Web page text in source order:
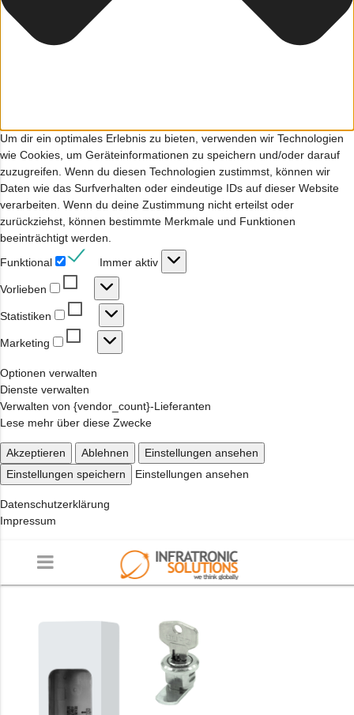
Um dir ein optimales Erlebnis zu bieten, verwenden wir Technologien
wie Cookies, um Geräteinformationen zu speichern und/oder darauf
zuzugreifen. Wenn du diesen Technologien zustimmst, können wir
Daten wie das Surfverhalten oder eindeutige IDs auf dieser Website
verarbeiten. Wenn du deine Zustimmung nicht erteilst oder
zurückziehst, können bestimmte Merkmale und Funktionen
beeinträchtigt werden.
Funktional
Immer aktiv
Vorlieben
Vorlieben
Statistiken
Statistiken
Marketing
Marketing
Optionen verwalten
Dienste verwalten
Verwalten von {vendor_count}-Lieferanten
Lese mehr über diese Zwecke
Akzeptieren Ablehnen
Einstellungen ansehen
Einstellungen speichern
Einstellungen ansehen
Datenschutzerklärung
Impressum